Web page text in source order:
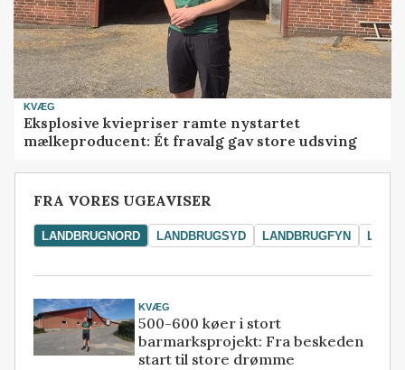
KVÆG
Eksplosive kviepriser ramte nystartet
mælkeproducent: Ét fravalg gav store udsving
FRA VORES UGEAVISER
LANDBRUGNORD LANDBRUGSYD LANDBRUGFYN
KVÆG
500-600 køer i stort
barmarksprojekt: Fra beskeden
start til store drømme